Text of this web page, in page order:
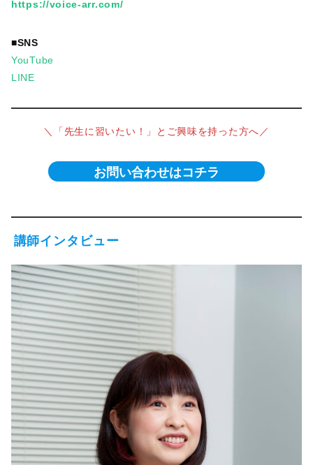
https://voice-arr.com/
■SNS
YouTube
LINE
＼「先生に習いたい！」とご興味を持った方へ／
お問い合わせはコチラ
講師インタビュー